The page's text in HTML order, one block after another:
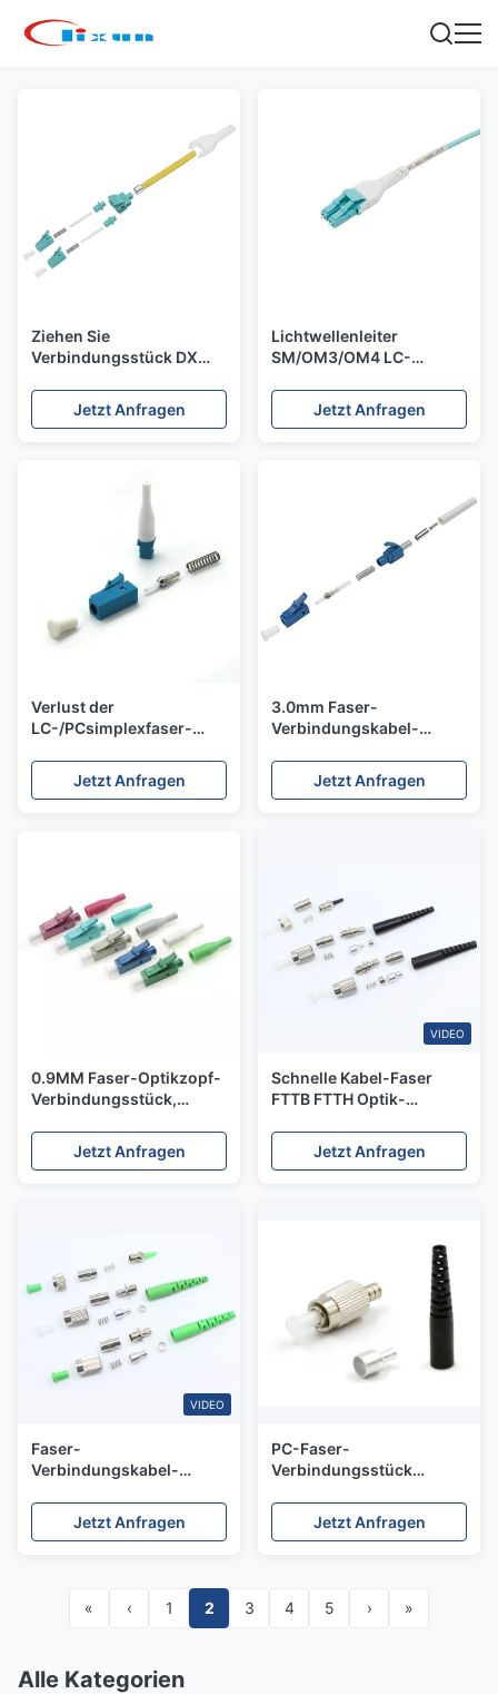
Ziehen Sie
Verbindungsstück DX
3.0mm Beweis Lc
Uniboot
Jetzt Anfragen
Lichtwellenleiter
SM/OM3/OM4 LC-
für gepanzertes
Verbindungskabel
Jetzt Anfragen
Verlust der
LC-/PCsimplexfaser-
Verbindungsstück-
hohen Rendite mit
Jetzt Anfragen
3.0mm Faser-
Verbindungskabel-
Befolgung Inspektion Lc
Upc ROHS
Jetzt Anfragen
0.9MM Faser-Optikzopf-
Verbindungsstück,
Temperaturüberwachung
Inspektion Millimeter LC
Jetzt Anfragen
VIDEO
Schnelle Kabel-Faser
FTTB FTTH Optik-
Verbindungsstück-
1310/1550nm
Jetzt Anfragen
VIDEO
Faser-
Verbindungskabel-
schnell
Verbindungsstück-Sc
Jetzt Anfragen
PC-Faser-
Verbindungsstück
Simplexmonomode- UPC
Fc mit 2.0mm Stiefel
Jetzt Anfragen
« ‹ 1 2 3 4 5 › »
Alle Kategorien